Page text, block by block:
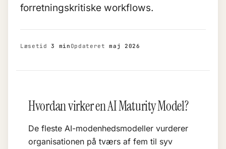
forretningskritiske workflows.
Læsetid3 min Opdateretmaj 2026
Hvordan virker en AI Maturity Model?
De fleste AI-modenhedsmodeller vurderer
organisationen på tværs af fem til syv